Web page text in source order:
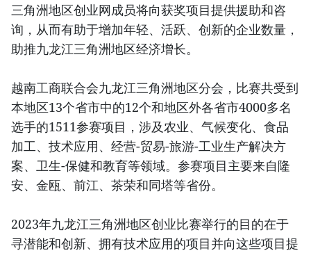
三角洲地区创业网成员将向获奖项目提供援助和咨
询，从而有助于增加年轻、活跃、创新的企业数量，
助推九龙江三角洲地区经济增长。
越南工商联合会九龙江三角洲地区分会，比赛共受到
本地区13个省市中的12个和地区外各省市4000多名
选手的1511参赛项目，涉及农业、气候变化、食品
加工、技术应用、经营-贸易-旅游-工业生产解决方
案、卫生-保健和教育等领域。参赛项目主要来自隆
安、金瓯、前江、茶荣和同塔等省份。
2023年九龙江三角洲地区创业比赛举行的目的在于
寻潜能和创新、拥有技术应用的项目并向这些项目提